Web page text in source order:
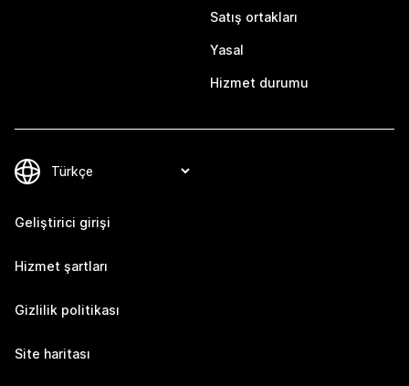
Satış ortakları
Yasal
Hizmet durumu
Geliştirici girişi
Hizmet şartları
Gizlilik politikası
Site haritası